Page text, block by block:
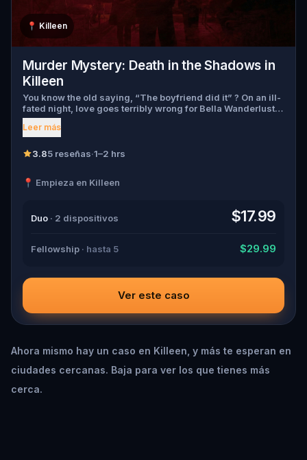
📍 Killeen
Murder Mystery: Death in the Shadows in
Killeen
You know the old saying, “The boyfriend did it” ? On an ill-
fated night, love goes terribly wrong for Bella Wanderlust
and Walter Bridges . Bella, a famous travel blogger, was
found dead during a ghost tour led by the theatrical Percy
Walter, the obsessed boyfriend? Percy, the ghost tour
suspects, and expose the real murderer before they strike
Leer más
3.85 reseñas·1–2 hrs
📍 Empieza en Killeen
Duo · 2 dispositivos $17.99
Fellowship · hasta 5 $29.99
Ver este caso
Ahora mismo hay un caso en Killeen, y más te esperan en
ciudades cercanas. Baja para ver los que tienes más
cerca.